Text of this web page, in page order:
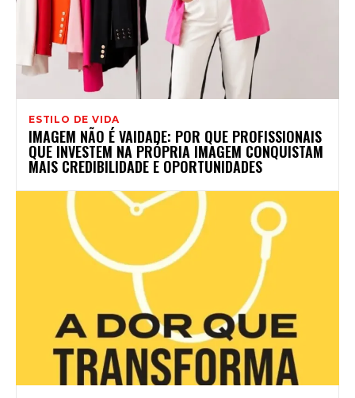
ESTILO DE VIDA
IMAGEM NÃO É VAIDADE: POR QUE PROFISSIONAIS
QUE INVESTEM NA PRÓPRIA IMAGEM CONQUISTAM
MAIS CREDIBILIDADE E OPORTUNIDADES